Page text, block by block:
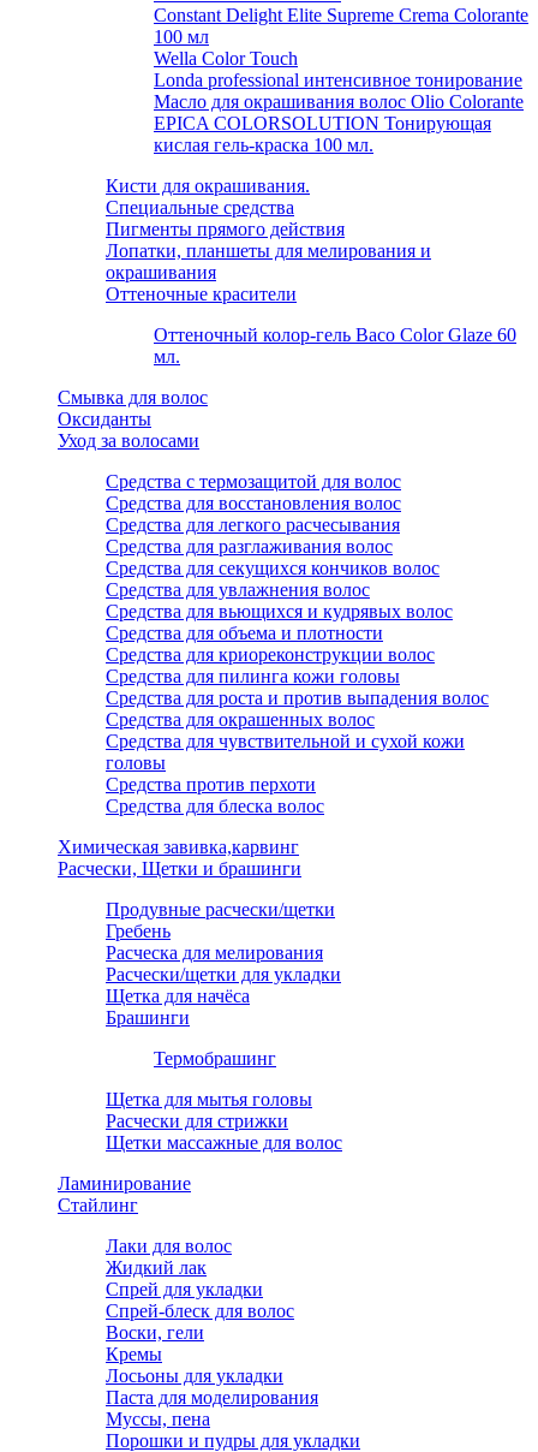
Constant Delight Elite Supreme Crema Colorante
100 мл
Wella Color Touch
Londa professional интенсивное тонирование
Масло для окрашивания волос Olio Colorante
EPICA COLORSOLUTION Тонирующая
кислая гель-краска 100 мл.
Кисти для окрашивания.
Специальные средства
Пигменты прямого действия
Лопатки, планшеты для мелирования и
окрашивания
Оттеночные красители
Оттеночный колор-гель Baco Color Glaze 60
мл.
Смывка для волос
Оксиданты
Уход за волосами
Средства с термозащитой для волос
Средства для восстановления волос
Средства для легкого расчесывания
Средства для разглаживания волос
Средства для секущихся кончиков волос
Средства для увлажнения волос
Средства для вьющихся и кудрявых волос
Средства для объема и плотности
Средства для криореконструкции волос
Средства для пилинга кожи головы
Средства для роста и против выпадения волос
Средства для окрашенных волос
Средства для чувствительной и сухой кожи
головы
Средства против перхоти
Средства для блеска волос
Химическая завивка,карвинг
Расчески, Щетки и брашинги
Продувные расчески/щетки
Гребень
Расческа для мелирования
Расчески/щетки для укладки
Щетка для начёса
Брашинги
Термобрашинг
Щетка для мытья головы
Расчески для стрижки
Щетки массажные для волос
Ламинирование
Стайлинг
Лаки для волос
Жидкий лак
Спрей для укладки
Спрей-блеск для волос
Воски, гели
Кремы
Лосьоны для укладки
Паста для моделирования
Муссы, пена
Порошки и пудры для укладки